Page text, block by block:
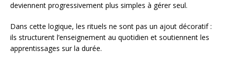
deviennent progressivement plus simples à gérer seul.
Dans cette logique, les rituels ne sont pas un ajout décoratif :
ils structurent l’enseignement au quotidien et soutiennent les
apprentissages sur la durée.